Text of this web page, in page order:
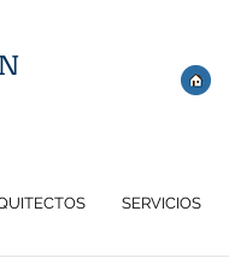
SERVICIOS